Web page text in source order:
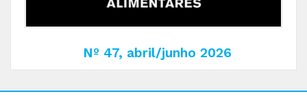
Nº 47, abril/junho 2026